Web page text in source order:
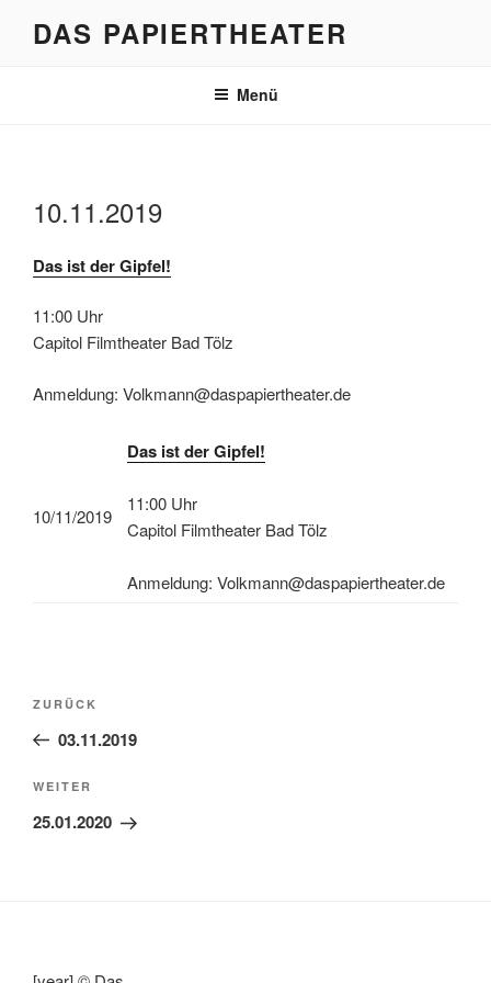
DAS PAPIERTHEATER
Menü
10.11.2019
Das ist der Gipfel!
11:00 Uhr
Capitol Filmtheater Bad Tölz
Anmeldung: Volkmann@daspapiertheater.de
10/11/2019
Das ist der Gipfel!
11:00 Uhr
Capitol Filmtheater Bad Tölz
Anmeldung: Volkmann@daspapiertheater.de
Beitragsnavigation
Vorheriger
Beitrag
ZURÜCK
03.11.2019
Nächster
Beitrag
WEITER
25.01.2020